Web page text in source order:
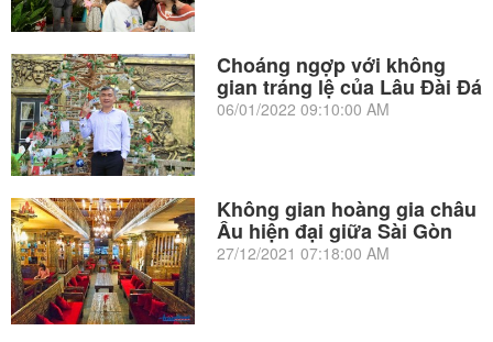
Choáng ngợp với không
gian tráng lệ của Lâu Đài Đá
06/01/2022 09:10:00 AM
Không gian hoàng gia châu
Âu hiện đại giữa Sài Gòn
27/12/2021 07:18:00 AM